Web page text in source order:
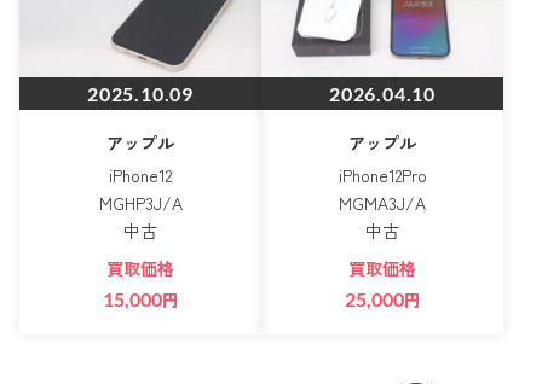
2025.10.09
アップル
iPhone12
MGHP3J/A
中古
買取価格
15,000円
2026.04.10
アップル
iPhone12Pro
MGMA3J/A
中古
買取価格
25,000円